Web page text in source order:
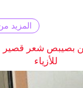
المزيد
بصيبص شعر قصير
للأزياء